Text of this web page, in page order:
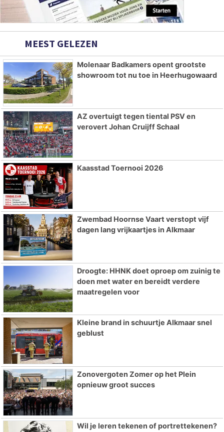
MEEST GELEZEN
Molenaar Badkamers opent grootste
showroom tot nu toe in Heerhugowaard
AZ overtuigt tegen tiental PSV en
verovert Johan Cruijff Schaal
Kaasstad Toernooi 2026
Zwembad Hoornse Vaart verstopt vijf
dagen lang vrijkaartjes in Alkmaar
Droogte: HHNK doet oproep om zuinig te
doen met water en bereidt verdere
maatregelen voor
Kleine brand in schuurtje Alkmaar snel
geblust
Zonovergoten Zomer op het Plein
opnieuw groot succes
Wil je leren tekenen of portrettekenen?